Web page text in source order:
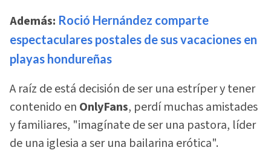
Además: Roció Hernández comparte
espectaculares postales de sus vacaciones en
playas hondureñas
A raíz de está decisión de ser una estríper y tener
contenido en OnlyFans, perdí muchas amistades
y familiares, "imagínate de ser una pastora, líder
de una iglesia a ser una bailarina erótica".